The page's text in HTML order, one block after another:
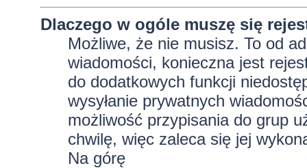
Dlaczego w ogóle muszę się
Możliwe, że nie musisz. To od
wiadomości, konieczna jest
do dodatkowych funkcji
wysyłanie prywatnych
możliwość przypisania do grup
chwilę, więc zaleca się jej
Na górę